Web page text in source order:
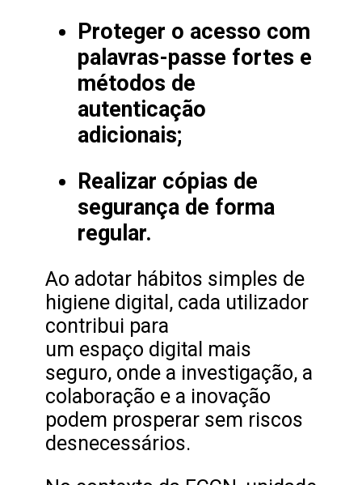
Proteger o acesso com
palavras-passe fortes e
métodos de
autenticação
adicionais;
Realizar cópias de
segurança de forma
regular.
Ao adotar hábitos simples de
higiene digital, cada utilizador
contribui para
um espaço digital mais
seguro, onde a investigação, a
colaboração e a inovação
podem prosperar sem riscos
desnecessários.